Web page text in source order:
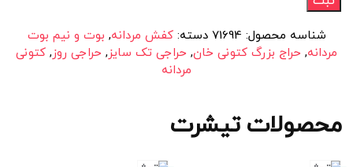
شناسه محصول: 71694 دسته:کفش مردانه, بوت و نیم بوت
مردانه, حراج بزرگ کتونی خان, حراجی تک سایز, حراجی روز, کتونی
مردانه
محصولات تیشرت